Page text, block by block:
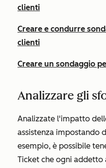
clienti
Creare e condurre
clienti
Creare un sondaggio
Analizzare gli
Analizzate l'impatto
assistenza impostando
esempio, è possibile
Ticket che ogni addetto